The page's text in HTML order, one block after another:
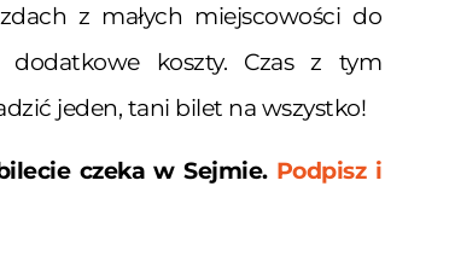
z małych miejscowości do
koszty. Czas z tym
jeden, tani bilet na wszystko!
czeka w Sejmie. Podpisz i